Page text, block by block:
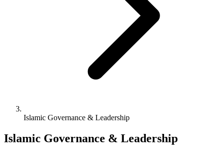
Islamic Governance & Leadership
Islamic Governance & Leadership